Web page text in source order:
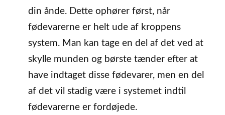
din ånde. Dette ophører først, når
fødevarerne er helt ude af kroppens
system. Man kan tage en del af det ved at
skylle munden og børste tænder efter at
have indtaget disse fødevarer, men en del
af det vil stadig være i systemet indtil
fødevarerne er fordøjede.